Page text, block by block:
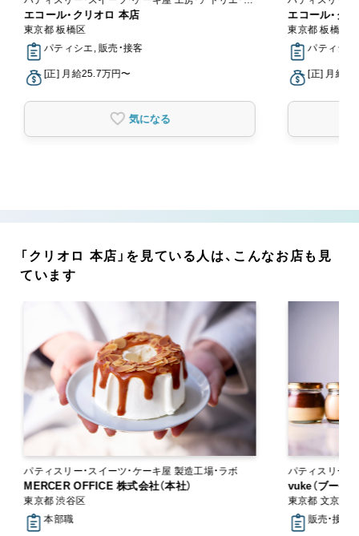
ンラインショップ
エコール・クリオロ 本店
東京都 板橋区
パティシエ, 販売・接客
[正] 月給25.7万円〜
気になる
ンラインショッ
エコール・ク
東京都 板橋区
パティシエ
[正] 月給
「クリオロ 本店」を見ている人は、こんなお店も見
ています
パティスリー・スイーツ・ケーキ屋 製造工場・ラボ
MERCER OFFICE 株式会社（本社）
東京都 渋谷区
本部職
パティスリー・
vuke（ブーケ）
東京都 文京区
販売・接客